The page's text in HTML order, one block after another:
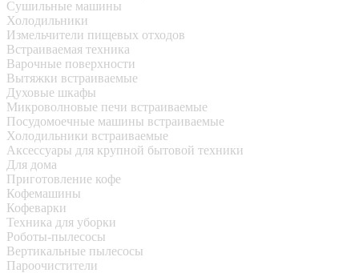
Сушильные машины
Холодильники
Измельчители пищевых отходов
Встраиваемая техника
Варочные поверхности
Вытяжки встраиваемые
Духовые шкафы
Микроволновые печи встраиваемые
Посудомоечные машины встраиваемые
Холодильники встраиваемые
Аксессуары для крупной бытовой техники
Для дома
Приготовление кофе
Кофемашины
Кофеварки
Техника для уборки
Роботы-пылесосы
Вертикальные пылесосы
Пароочистители